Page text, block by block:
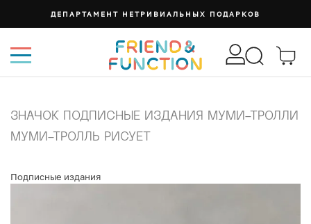
ДЕПАРТАМЕНТ НЕТРИВИАЛЬНЫХ ПОДАРКОВ
ЗНАЧОК ПОДПИСНЫЕ ИЗДАНИЯ МУМИ-ТРОЛЛИ
МУМИ-ТРОЛЛЬ РИСУЕТ
Подписные издания